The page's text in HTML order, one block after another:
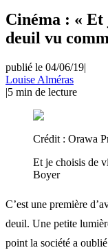
Cinéma : « Et
deuil vu
publié le 04/06/19|
Louise Alméras
|5 min de lecture
Crédit : Orawa
Et je choisis de
Boyer
C’est une première
deuil. Une petite
point la société a